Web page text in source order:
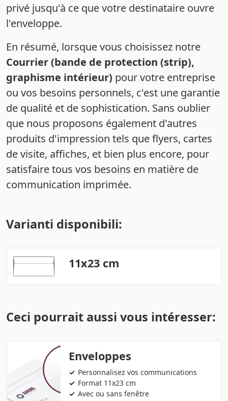
privé jusqu'à ce que votre destinataire ouvre
l'enveloppe.
En résumé, lorsque vous choisissez notre
Courrier (bande de protection (strip),
graphisme intérieur) pour votre entreprise
ou vos besoins personnels, c'est une garantie
de qualité et de sophistication. Sans oublier
que nous proposons également d'autres
produits d'impression tels que flyers, cartes
de visite, affiches, et bien plus encore, pour
satisfaire tous vos besoins en matière de
communication imprimée.
Varianti disponibili:
11x23 cm
Ceci pourrait aussi vous intéresser:
Enveloppes
Personnalisez vos communications
Format 11x23 cm
Avec ou sans fenêtre